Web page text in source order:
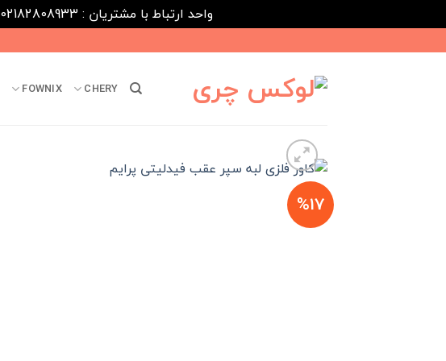
واحد ارتباط با مشتریان : 02182808933 ---- ارتباط در پیامرسان های داخلی ایتا، روبیکا و بله : 09031116395
to
CHERY
FOWNIX
%17